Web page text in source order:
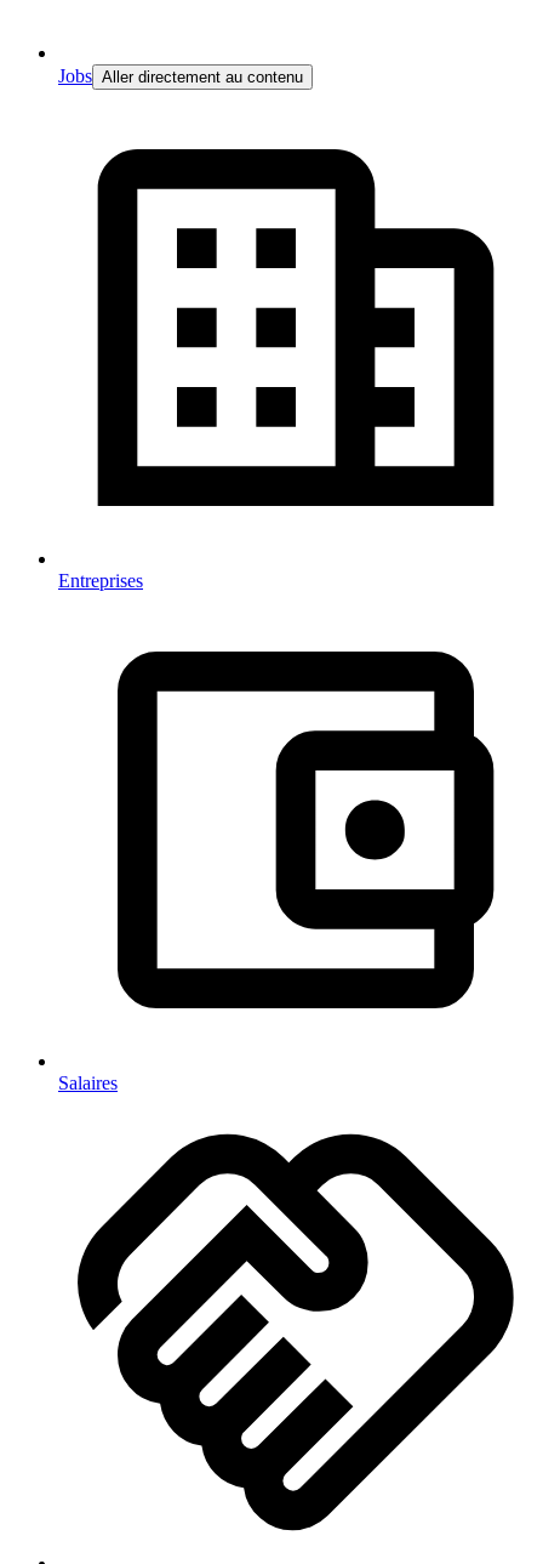
Jobs Aller directement au contenu
Entreprises
Salaires